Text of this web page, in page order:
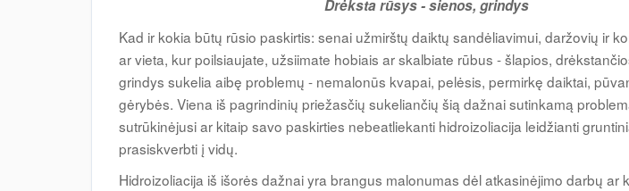
Drėksta rūsys - sienos, grindys
Kad ir kokia būtų rūsio paskirtis: senai užmirštų daiktų sandėliavimui, daržovių ir
ar vieta, kur poilsiaujate, užsiimate hobiais ar skalbiate rūbus - šlapios,
grindys sukelia aibę problemų - nemalonūs kvapai, pelėsis, permirkę daiktai,
gėrybės. Viena iš pagrindinių priežasčių sukeliančių šią dažnai sutinkamą
sutrūkinėjusi ar kitaip savo paskirties nebeatliekanti hidroizoliacija leidžianti
prasiskverbti į vidų.
Hidroizoliacija iš išorės dažnai yra brangus malonumas dėl atkasinėjimo darbų ar